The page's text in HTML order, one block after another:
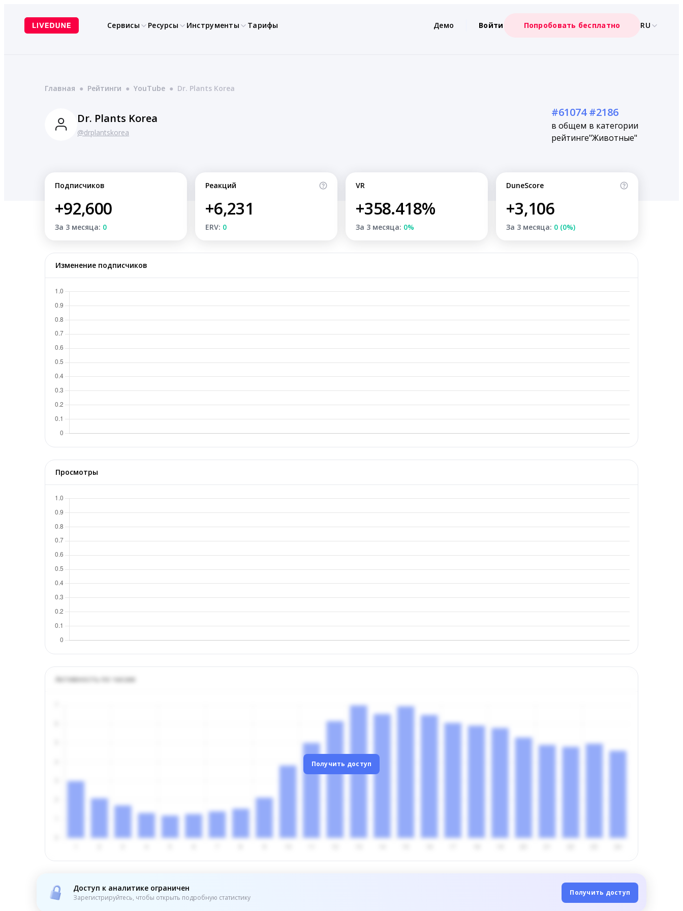
содержимому
Сервисы Ресурсы Инструменты Тарифы Демо Войти Попробовать бесплатно RU
Главная ● Рейтинги ● YouTube ● Dr. Plants Korea
Dr. Plants Korea
@drplantskorea
#61074
в общем
рейтинге
#2186
в категории
"Животные"
Подписчиков
+92,600
За 3 месяца: 0
Реакций
+6,231
ERV: 0
VR
+358.418%
За 3 месяца: 0%
DuneScore
+3,106
За 3 месяца: 0 (0%)
Изменение подписчиков
Просмотры
Активность по часам
Получить доступ
Доступ к аналитике ограничен
Зарегистрируйтесь, чтобы открыть подробную статистику
Получить доступ